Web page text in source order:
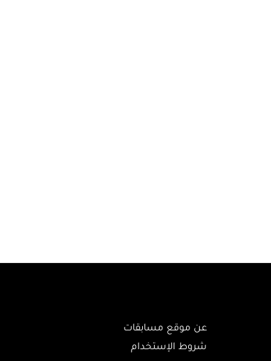
عن موقع مسابقات
شروط الإستخدام